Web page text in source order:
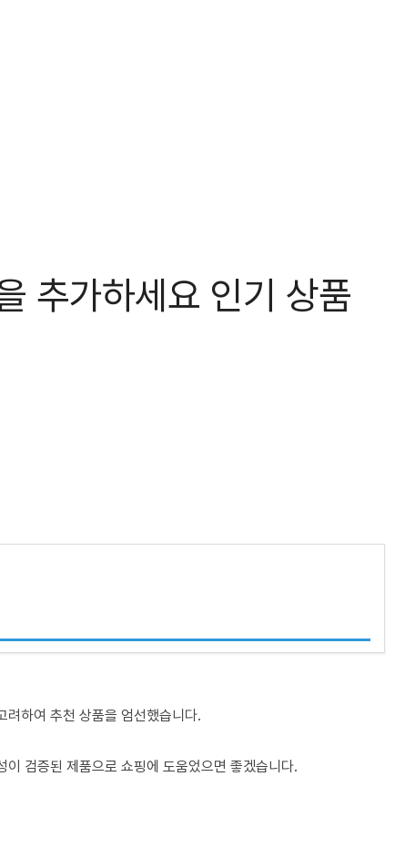
추가하세요 인기 상품
려하여 추천 상품을 엄선했습니다.
검증된 제품으로 쇼핑에 도움었으면 좋겠습니다.